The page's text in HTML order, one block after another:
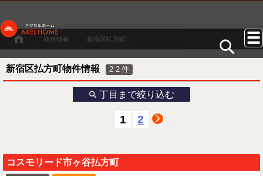
物件情報 新宿区払方町
新宿区払方町物件情報 22 件
丁目まで絞り込む
1 2
コスモリード市ヶ谷払方町